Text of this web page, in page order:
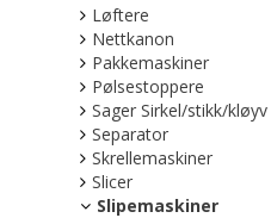
Løftere
Nettkanon
Pakkemaskiner
Pølsestoppere
Sager Sirkel/stikk/kløyv
Separator
Skrellemaskiner
Slicer
Slipemaskiner